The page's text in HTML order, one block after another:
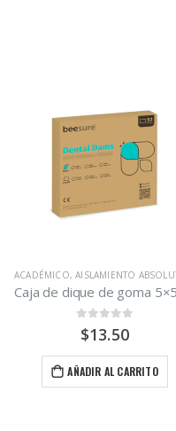
ACADÉMICO,AISLAMIENTO
out of 5
$13.50
AÑADIR AL CARRITO